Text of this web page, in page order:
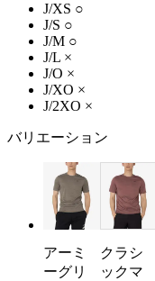
J/XS ○
J/S ○
J/M ○
J/L ×
J/O ×
J/XO ×
J/2XO ×
バリエーション
アーミ
ーグリ
クラシ
ックマ